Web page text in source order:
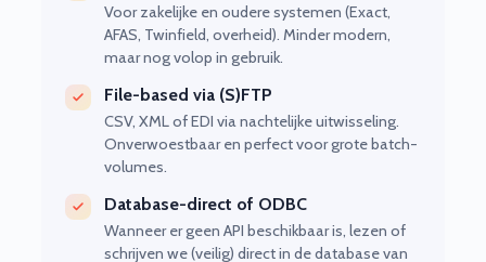
Voor zakelijke en oudere systemen (Exact,
AFAS, Twinfield, overheid). Minder modern,
maar nog volop in gebruik.
File-based via (S)FTP
CSV, XML of EDI via nachtelijke uitwisseling.
Onverwoestbaar en perfect voor grote batch-
volumes.
Database-direct of ODBC
Wanneer er geen API beschikbaar is, lezen of
schrijven we (veilig) direct in de database van